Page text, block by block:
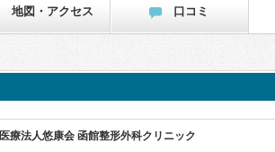
地図・アクセス 口コミ
医療法人悠康会 函館整形外科クリニック